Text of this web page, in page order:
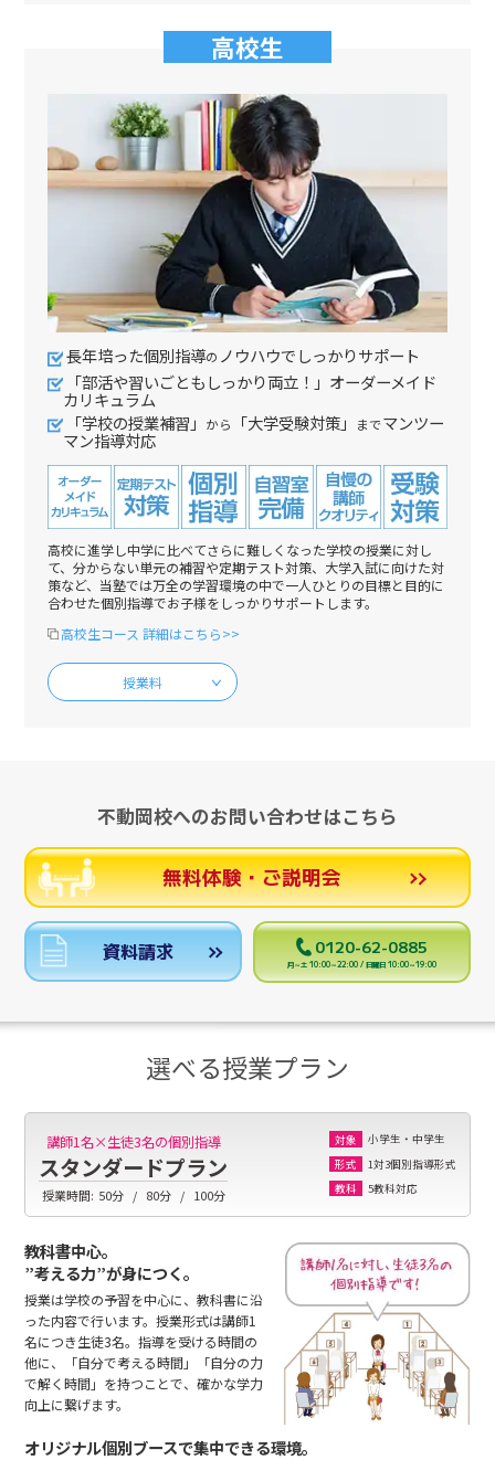
高校生
長年培った個別指導の ノウハウでしっかりサポート
「部活や習いごともしっかり両立！」オーダーメイド
カリキュラム
「学校の授業補習」
から 「大学受験対策」 までマンツー
マン指導対応
高校に進学し中学に比べてさらに難しくなった学校の授業に対し
て、分からない単元の補習や定期テスト対策、大学入試に向けた対
策など、当塾では万全の学習環境の中で一人ひとりの目標と目的に
合わせた個別指導でお子様をしっかりサポートします。
高校生コース 詳細はこちら>>
授業料
不動岡校へのお問い合わせはこちら
無料体験・ご説明会
資料請求 0120-62-0885
月～土 10:00～22:00 / 日曜日 10:00～19:00
選べる授業プラン
講師1名×生徒3名の個別指導
スタンダードプラン
授業時間: 50分 80分 100分
対象
小学生・中学生
形式
1対3個別指導形式
教科
5教科対応
教科書中心。
”考える力”が身につく。
授業は学校の予習を中心に、教科書に沿
った内容で行います。授業形式は講師1
名につき生徒3名。指導を受ける時間の
他に、「自分で考える時間」「自分の力
で解く時間」を持つことで、確かな学力
向上に繋げます。
オリジナル個別ブースで集中できる環境。